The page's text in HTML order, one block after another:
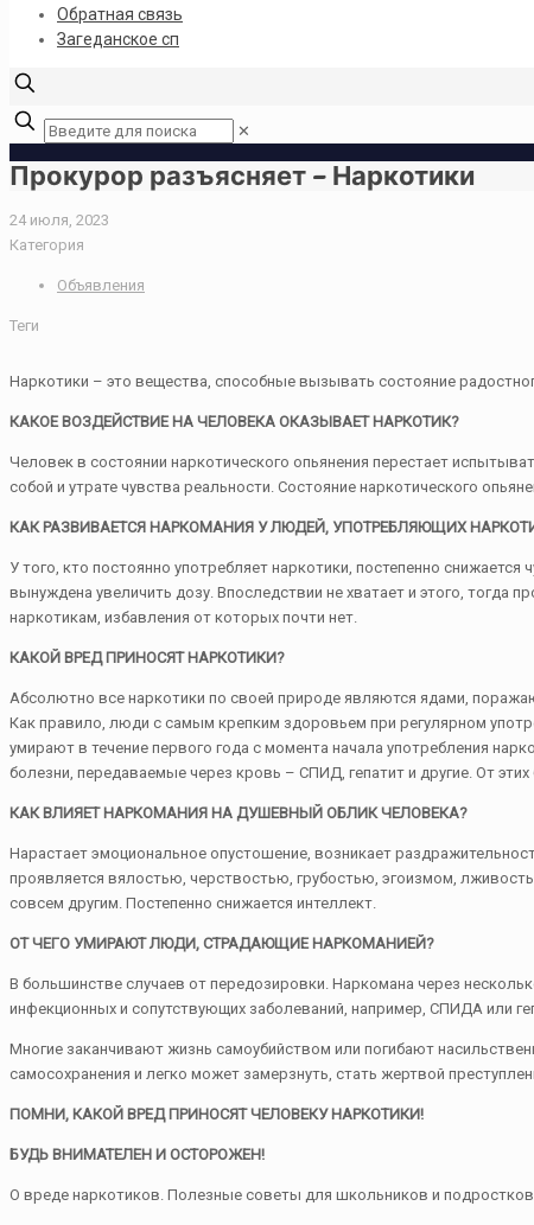
Обратная связь
Загеданское сп
✕
Прокурор разъясняет – Наркотики
24 июля, 2023
Категория
Объявления
Теги
Наркотики – это вещества, способные вызывать состояние
КАКОЕ ВОЗДЕЙСТВИЕ НА ЧЕЛОВЕКА ОКАЗЫВАЕТ НАРКОТИК?
Человек в состоянии наркотического опьянения перестает
собой и утрате чувства реальности. Состояние наркотического
КАК РАЗВИВАЕТСЯ НАРКОМАНИЯ У ЛЮДЕЙ, УПОТРЕБЛЯЮЩИХ
У того, кто постоянно употребляет наркотики, постепенно
вынуждена увеличить дозу. Впоследствии не хватает и этого, тогда
наркотикам, избавления от которых почти нет.
КАКОЙ ВРЕД ПРИНОСЯТ НАРКОТИКИ?
Абсолютно все наркотики по своей природе являются ядами,
Как правило, люди с самым крепким здоровьем при регулярном
умирают в течение первого года с момента начала употребления
болезни, передаваемые через кровь – СПИД, гепатит и другие. От
КАК ВЛИЯЕТ НАРКОМАНИЯ НА ДУШЕВНЫЙ ОБЛИК ЧЕЛОВЕКА?
Нарастает эмоциональное опустошение, возникает
проявляется вялостью, черствостью, грубостью, эгоизмом,
совсем другим. Постепенно снижается интеллект.
ОТ ЧЕГО УМИРАЮТ ЛЮДИ, СТРАДАЮЩИЕ НАРКОМАНИЕЙ?
В большинстве случаев от передозировки. Наркомана через
инфекционных и сопутствующих заболеваний, например, СПИДА или
Многие заканчивают жизнь самоубийством или погибают
самосохранения и легко может замерзнуть, стать жертвой
ПОМНИ, КАКОЙ ВРЕД ПРИНОСЯТ ЧЕЛОВЕКУ НАРКОТИКИ!
БУДЬ ВНИМАТЕЛЕН И ОСТОРОЖЕН!
О вреде наркотиков. Полезные советы для школьников и подростков